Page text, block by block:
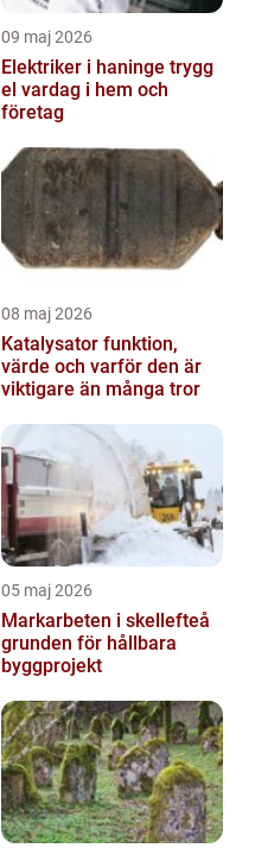
09 maj 2026
Elektriker i haninge trygg
el vardag i hem och
företag
08 maj 2026
Katalysator funktion,
värde och varför den är
viktigare än många tror
05 maj 2026
Markarbeten i skellefteå
grunden för hållbara
byggprojekt